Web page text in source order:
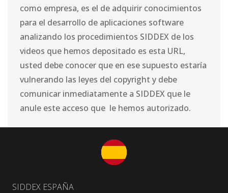
como empresa, es el de adquirir conocimientos
para el desarrollo de aplicaciones software
analizando los procedimientos SIDDEX de los
videos que hemos depositado es esta URL,
usted debe conocer que en ese supuesto estaría
vulnerando las leyes del copyright y debe
comunicar inmediatamente a SIDDEX que le
anule este acceso que le hemos autorizado.
SIDDEX ESPAÑA